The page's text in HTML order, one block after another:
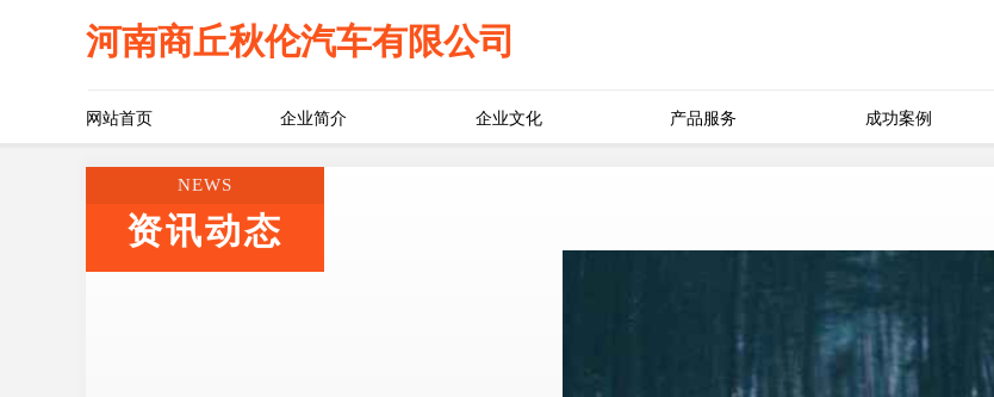
河南商丘秋伦汽车有限公司
网站首页 企业简介 企业文化 产品服务 成功案例
NEWS
资讯动态